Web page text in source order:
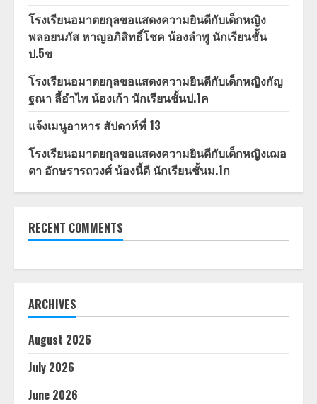
โรงเรียนอมาตยกุลขอแสดงความยินดีกับเด็กหญิง
พลอยนภัส หาญอภิสิทธิ์โชค น้องลำพู นักเรียนชั้น
ป.5ข
โรงเรียนอมาตยกุลขอแสดงความยินดีกับเด็กหญิงกัญ
ฐณา ลี้อำไพ น้องเก้า นักเรียนชั้นป.1ค
แจ้งเมนูอาหาร สัปดาห์ที่ 13
โรงเรียนอมาตยกุลขอแสดงความยินดีกับเด็กหญิงเฌอ
ดา อักษรารถวงศ์ น้องนี้ดี นักเรียนชั้นม.1ก
RECENT COMMENTS
ARCHIVES
August 2026
July 2026
June 2026